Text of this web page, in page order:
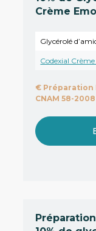
Crème
Glycérolé
Codexial
€ Préparation
CNAM 58-2008